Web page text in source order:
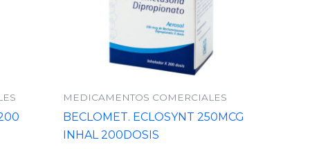
MEDICAMENTOS COMERCIALES
BECLOMET. ECLOSYNT 250MCG
INHAL 200DOSIS